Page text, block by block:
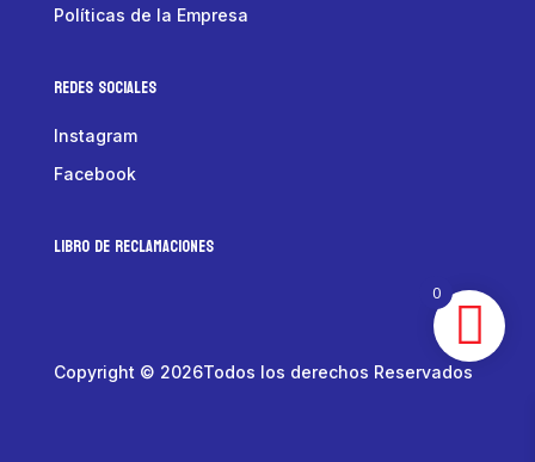
Políticas de la Empresa
Redes Sociales
Instagram
Facebook
LIBRO DE RECLAMACIONES
Copyright © 2026Todos los derechos Reservados
0